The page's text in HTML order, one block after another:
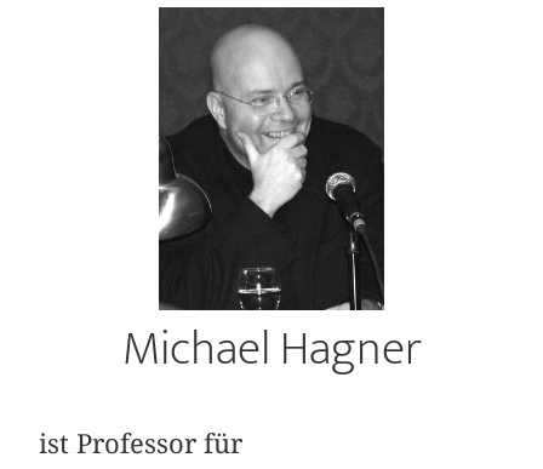
Michael Hagner
ist Professor für